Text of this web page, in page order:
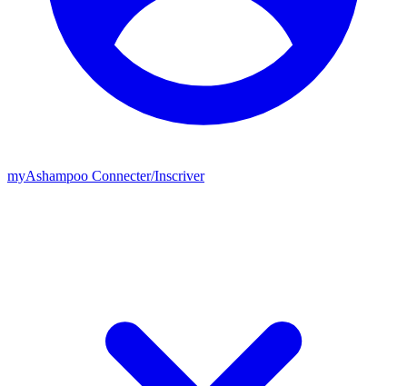
myAshampoo Connecter/Inscriver